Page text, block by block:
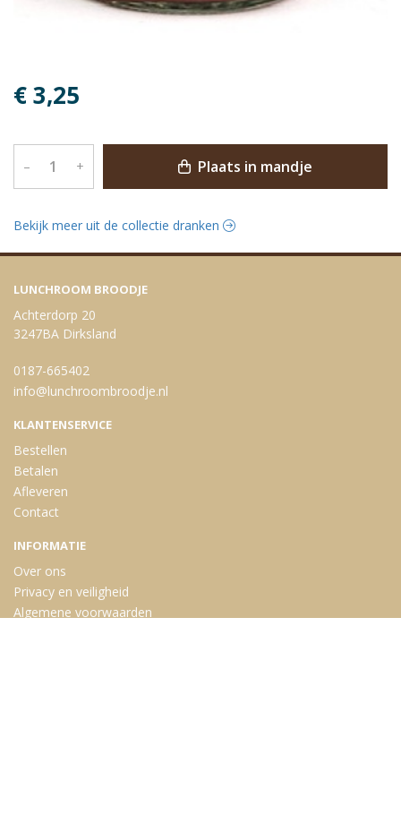
€ 3,25
– + Plaats in mandje
Bekijk meer uit de collectie dranken
LUNCHROOM BROODJE
Achterdorp 20
3247BA Dirksland
0187-665402
info@lunchroombroodje.nl
KLANTENSERVICE
Bestellen
Betalen
Afleveren
Contact
INFORMATIE
Over ons
Privacy en veiligheid
Algemene voorwaarden